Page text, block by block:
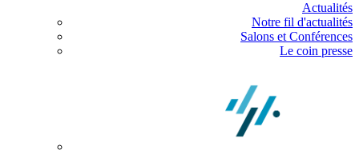
Actualités
Notre fil d'actualités
Salons et Conférences
Le coin presse